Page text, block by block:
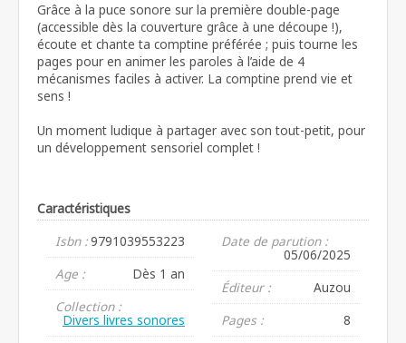
Grâce à la puce sonore sur la première double-page
(accessible dès la couverture grâce à une découpe !),
écoute et chante ta comptine préférée ; puis tourne les
pages pour en animer les paroles à l’aide de 4
mécanismes faciles à activer. La comptine prend vie et
sens !
Un moment ludique à partager avec son tout-petit, pour
un développement sensoriel complet !
Caractéristiques
Isbn :9791039553223
Age :
Dès 1 an
Collection :
Divers livres sonores
Date de parution :
05/06/2025
Éditeur :
Auzou
Pages :
8